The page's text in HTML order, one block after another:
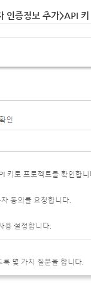
인증정보 추가>API 키